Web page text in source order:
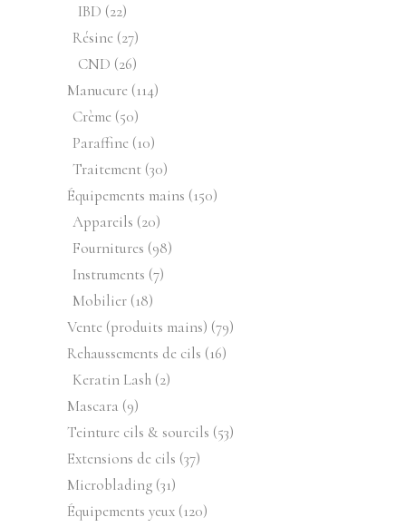
IBD 2222
produits
Résine 2727
produits
CND 2626
produits
Manucure 114114
Crème 5050
produits
Paraffine 1010
produits
Traitement 3030
produits
Équipements mains 150150
Appareils 2020
produits
Fournitures 9898
Instruments 77
Mobilier 1818
produits
Vente (produits mains) 7979
Rehaussements de cils 1616
Keratin Lash 22
Mascara 99
produits
Teinture cils & sourcils 5353
Extensions de cils 3737
Microblading 3131
produits
Équipements yeux 120120